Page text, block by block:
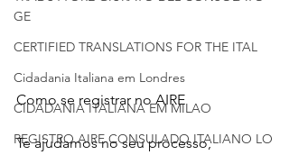
GE
CERTIFIED TRANSLATIONS FOR THE ITAL
Cidadania Italiana em Londres
CIDADANIA ITALIANA EM MILAO
REGISTRO AIRE CONSULADO ITALIANO LO
Como se registrar no AIRE
Te ajudamos no seu processo,